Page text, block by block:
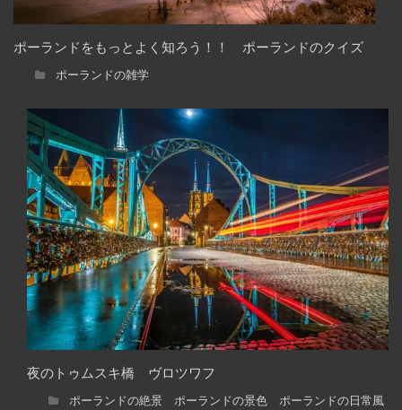
ポーランドをもっとよく知ろう！！ ポーランドのクイズ
ポーランドの雑学
夜のトゥムスキ橋 ヴロツワフ
ポーランドの絶景 ポーランドの景色 ポーランドの日常風